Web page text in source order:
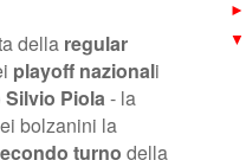
della regular
playoff nazionali
Silvio Piola- la
bolzanini la
turno della
►
▼